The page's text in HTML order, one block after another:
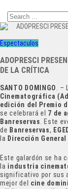
Search
for:
Espectaculos
ADOPRESCI
DE LA CRÍTICA
SANTO DOMINGO . –
Cinematográfica
edición del Premio
se celebrará el 7 de
Banreservas
. Este
de Banreservas,
la Dirección General
Este galardón se ha
la industria
significativo por sus
mejor del cine